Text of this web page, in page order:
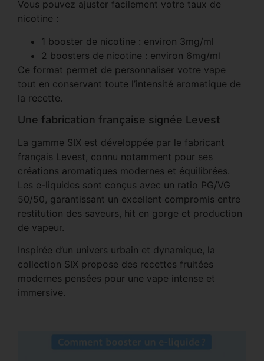
Vous pouvez ajuster facilement votre taux de
nicotine :
1 booster de nicotine : environ 3mg/ml
2 boosters de nicotine : environ 6mg/ml
Ce format permet de personnaliser votre vape
tout en conservant toute l’intensité aromatique de
la recette.
Une fabrication française signée Levest
La gamme SIX est développée par le fabricant
français Levest, connu notamment pour ses
créations aromatiques modernes et équilibrées.
Les e-liquides sont conçus avec un ratio PG/VG
50/50, garantissant un excellent compromis entre
restitution des saveurs, hit en gorge et production
de vapeur.
Inspirée d’un univers urbain et dynamique, la
collection SIX propose des recettes fruitées
modernes pensées pour une vape intense et
immersive.